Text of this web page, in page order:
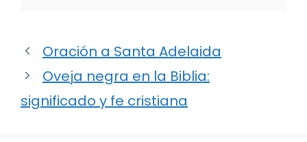
Oración a Santa Adelaida
Oveja negra en la Biblia:
significado y fe cristiana